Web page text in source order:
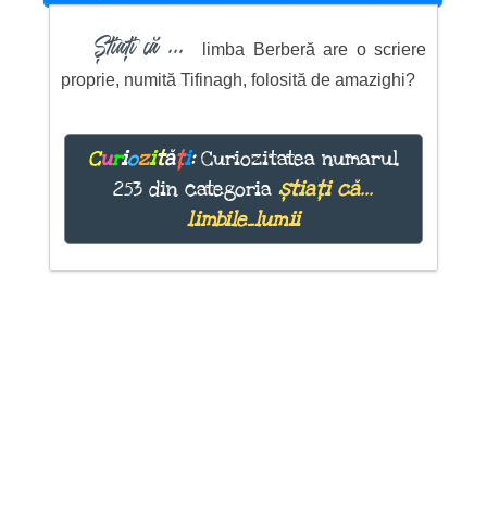
Știați că ...
limba Berberă are o scriere
proprie, numită Tifinagh, folosită de amazighi?
Curiozități:Curiozitatea numarul
253 din categoriaștiați că...
limbile_lumii